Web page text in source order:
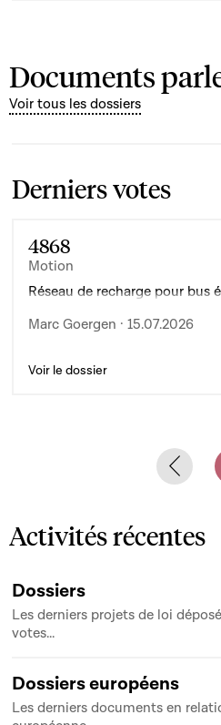
Documents
Voir tous les dossiers
Derniers votes
4868
Motion
Réseau de recharge pour bus
Marc Goergen · 15.07.2026
Voir le dossier
Activités récentes
Dossiers
Les derniers projets de loi
votes...
Dossiers européens
Les derniers documents en